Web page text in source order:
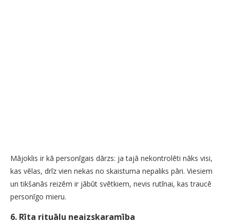
Mājoklis ir kā personīgais dārzs: ja tajā nekontrolēti nāks visi,
kas vēlas, drīz vien nekas no skaistuma nepaliks pāri. Viesiem
un tikšanās reizēm ir jābūt svētkiem, nevis rutīnai, kas traucē
personīgo mieru.
6. Rīta rituālu neaizskaramība